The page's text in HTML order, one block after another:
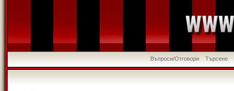
Въпроси/Отговори Търсене